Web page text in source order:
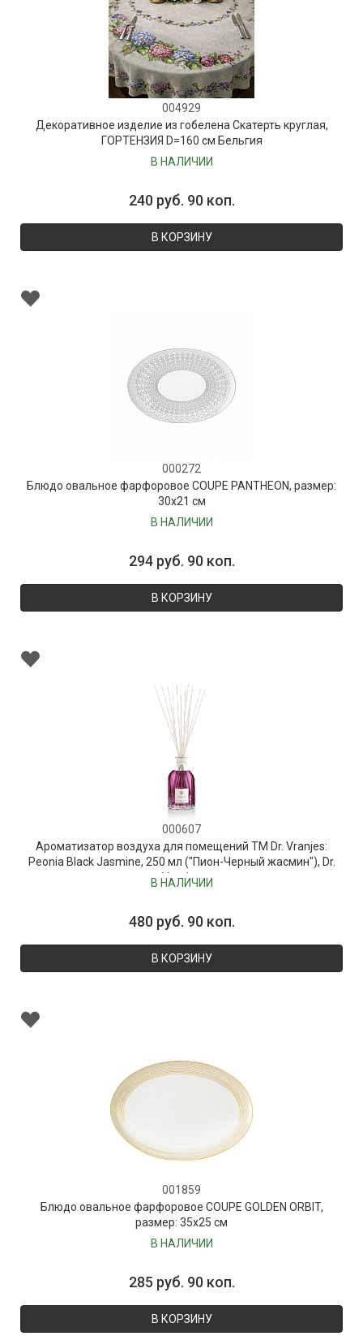
004929
Декоративное изделие из гобелена Скатерть круглая,
ГОРТЕНЗИЯ D=160 см Бельгия
В НАЛИЧИИ
240 руб. 90 коп.
В КОРЗИНУ
000272
Блюдо овальное фарфоровое COUPE PANTHEON, размер:
30х21 см
В НАЛИЧИИ
294 руб. 90 коп.
В КОРЗИНУ
000607
Ароматизатор воздуха для помещений ТМ Dr. Vranjes:
Peonia Black Jasmine, 250 мл ("Пион-Черный жасмин"), Dr.
Vranjes
В НАЛИЧИИ
480 руб. 90 коп.
В КОРЗИНУ
001859
Блюдо овальное фарфоровое COUPE GOLDEN ORBIT,
размер: 35х25 см
В НАЛИЧИИ
285 руб. 90 коп.
В КОРЗИНУ